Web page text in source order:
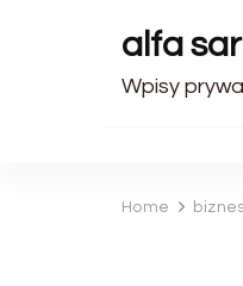
alfa
Wpisy
Home